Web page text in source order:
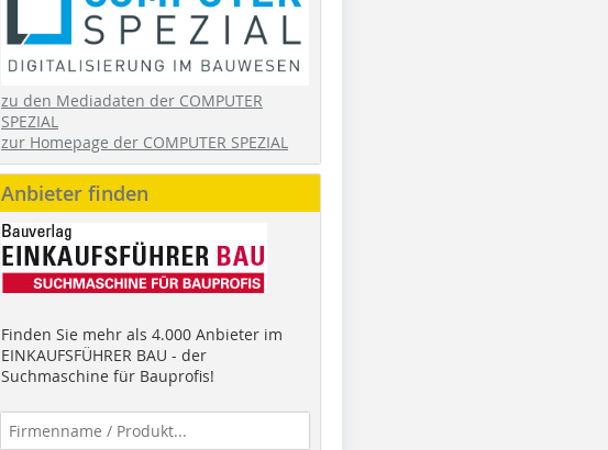
zu den Mediadaten der COMPUTER
SPEZIAL
zur Homepage der COMPUTER SPEZIAL
Anbieter finden
Finden Sie mehr als 4.000 Anbieter im
EINKAUFSFÜHRER BAU - der
Suchmaschine für Bauprofis!